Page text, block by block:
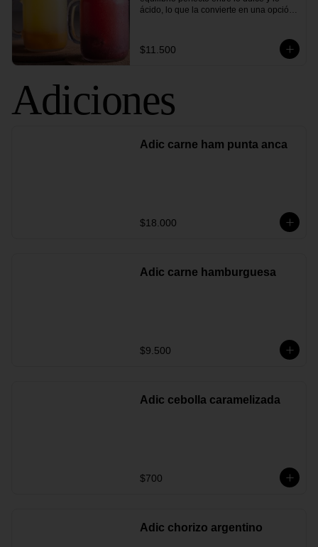
ácido, lo que la convierte en una opción
mezcla armoniosamente con las
burbujas que dan vida a esta bebida,
$11.500
Adiciones
Adic carne ham punta anca
$18.000
Adic carne hamburguesa
$9.500
Adic cebolla caramelizada
$700
Adic chorizo argentino